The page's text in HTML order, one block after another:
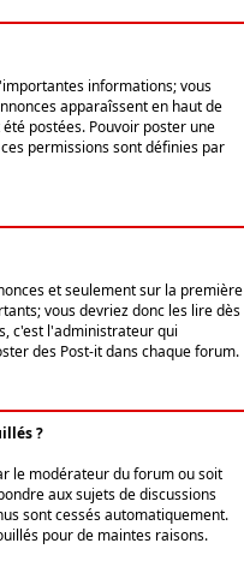
informations; vous
apparaîssent en haut de
postées. Pouvoir poster une
permissions sont définies par
et seulement sur la première
vous devriez donc les lire dès
c'est l'administrateur qui
des Post-it dans chaque forum.
?
le modérateur du forum ou soit
aux sujets de discussions
sont cessés automatiquement.
pour de maintes raisons.